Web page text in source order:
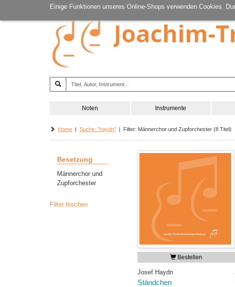
Einige Funktionen unseres Online-Shops verwenden Cookies.
Noten Instrumente
Home | Suche: "haydn" | Filter: Männerchor und Zupforchester (8 Titel)
Besetzung
Männerchor und
Zupforchester
Filter löschen
Bestellen
Josef Haydn
Ständchen